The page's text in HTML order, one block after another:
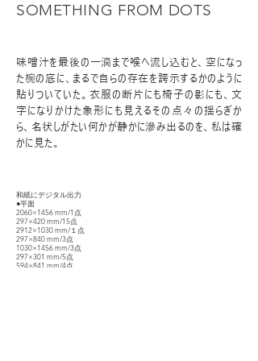
SOMETHING FROM DOTS
味噌汁を最後の一滴まで喉へ流し込むと、空になっ
た椀の底に、まるで自らの存在を誇示するかのように
貼りついていた。衣服の断片にも椅子の影にも、文
字になりかけた象形にも見えるその点々の揺らぎか
ら、名状しがたい何かが静かに滲み出るのを、私は確
かに見た。
和紙にデジタル出力
●平面
2060×1456 mm/1点
297×420 mm/15点
2912×1030 mm/１点
297×840 mm/3点
1030×1456 mm/3点
297×301 mm/5点
594×841 mm/4点